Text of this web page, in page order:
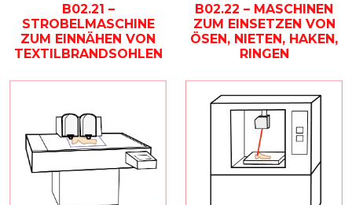
B02.21 –
STROBELMASCHINE
ZUM EINNÄHEN VON
TEXTILBRANDSOHLEN
B02.22 – MASCHINEN
ZUM EINSETZEN VON
ÖSEN, NIETEN, HAKEN,
RINGEN